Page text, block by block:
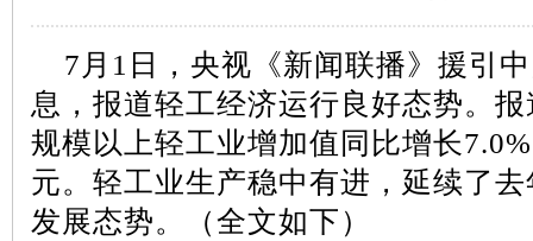
7 月 1 日，央视《新闻联播》援引
息，报道轻工经济运行良好态势。
规模以上轻工业增加值同比增长7.0%
元。轻工业生产稳中有进，延续了
发展态势。（全文如下）